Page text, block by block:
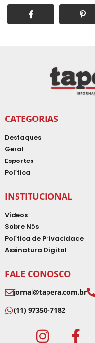
CATEGORIAS
Destaques
Geral
Esportes
Política
INSTITUCIONAL
Vídeos
Sobre Nós
Política de Privacidade
Assinatura Digital
FALE CONOSCO
jornal@tapera.com.br
(11) 97350-7182